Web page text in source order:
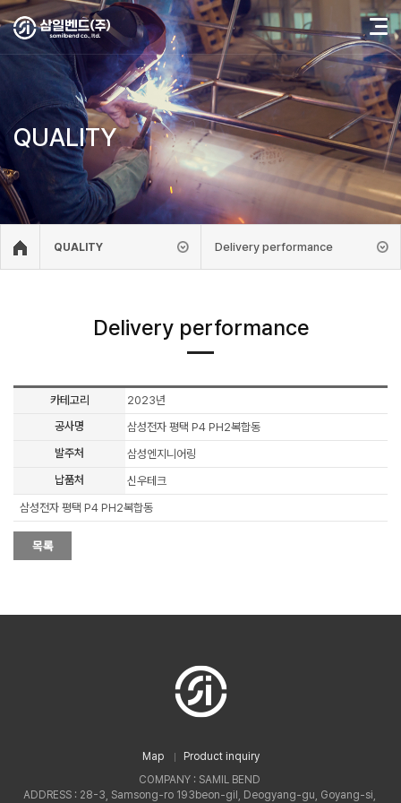
QUALITY
QUALITY Delivery performance
Delivery performance
카테고리
2023년
공사명
삼성전자 평택 P4 PH2복합동
발주처
삼성엔지니어링
납품처
신우테크
삼성전자 평택 P4 PH2복합동
Map
Product inquiry
COMPANY : SAMIL BEND
ADDRESS : 28-3, Samsong-ro 193beon-gil, Deogyang-gu, Goyang-si,